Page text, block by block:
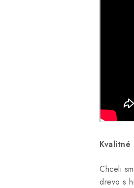
Kvalitné
Chceli
drevo s